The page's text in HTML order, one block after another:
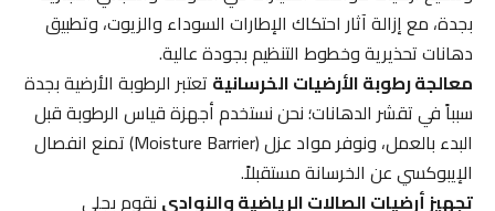
بجدة، مع إزالة آثار احتكاك الإطارات السوداء والزيوت، وتطبيق
دهانات تحذيرية وخطوط التنظيم بجودة عالية.
معالجة رطوبة الأرضيات الخرسانيةتعتبر الرطوبة الأرضية بجدة
سبباً في تقشر الدهانات؛ نحن نستخدم أجهزة قياس الرطوبة قبل
البدء بالعمل، ونوفر مواد عزل (Moisture Barrier) تمنع انفصال
الإيبوكسي عن الخرسانة مستقبلاً.
تجهيز أرضيات الصالات الرياضية والنوادينقوم بجلي